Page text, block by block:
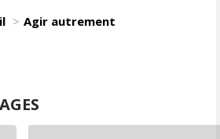
Agir autrement